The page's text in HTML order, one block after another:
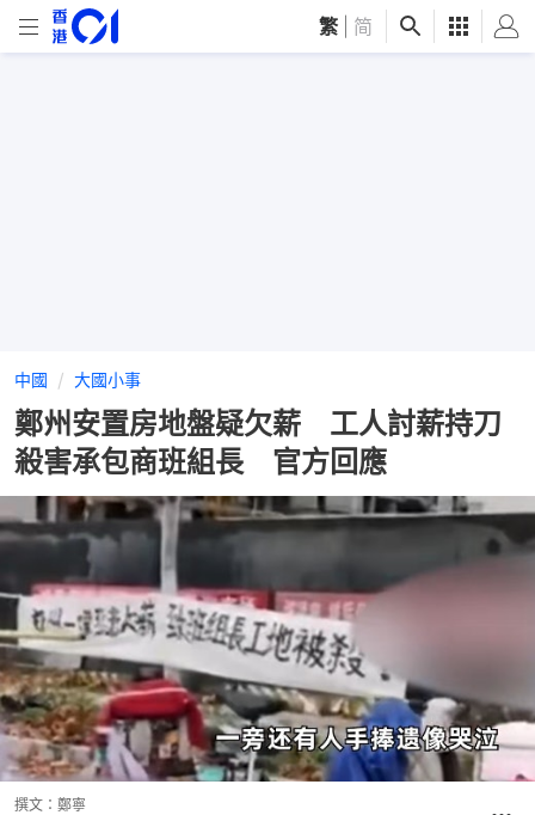
繁 简
中國 大國小事
鄭州安置房地盤疑欠薪 工人討薪持刀
殺害承包商班組長 官方回應
撰文： 鄭寧